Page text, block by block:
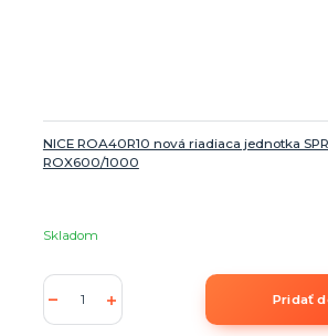
NICE ROA40R10 nová riadiaca jednotka
ROX600/1000
Skladom
Pridať